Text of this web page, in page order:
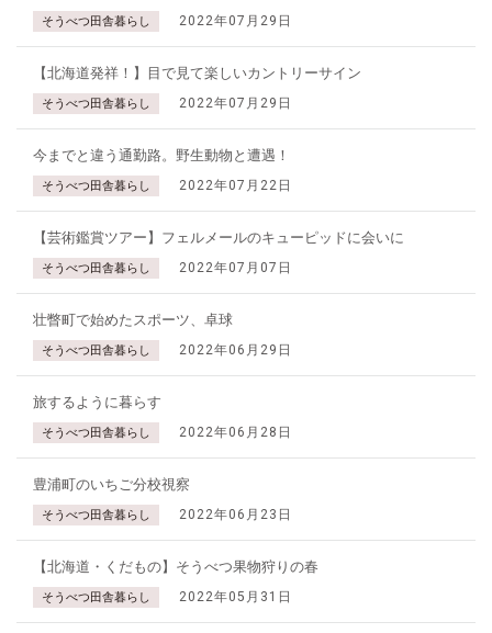
そうべつ田舎暮らし 2022年07月29日
【北海道発祥！】目で見て楽しいカントリーサイン
そうべつ田舎暮らし 2022年07月29日
今までと違う通勤路。野生動物と遭遇！
そうべつ田舎暮らし 2022年07月22日
【芸術鑑賞ツアー】フェルメールのキューピッドに会いに
そうべつ田舎暮らし 2022年07月07日
壮瞥町で始めたスポーツ、卓球
そうべつ田舎暮らし 2022年06月29日
旅するように暮らす
そうべつ田舎暮らし 2022年06月28日
豊浦町のいちご分校視察
そうべつ田舎暮らし 2022年06月23日
【北海道・くだもの】そうべつ果物狩りの春
そうべつ田舎暮らし 2022年05月31日